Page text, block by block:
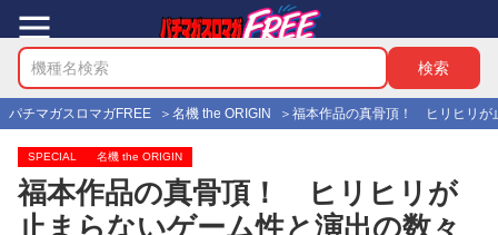
パチマガスロマガFREE 名機 the ORIGIN 福本作品の真骨頂！ ヒリヒリが
SPECIAL 名機 the ORIGIN
福本作品の真骨頂！ ヒリヒリが
止まらないゲーム性と演出の数々